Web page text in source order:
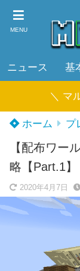
MENU
ニュース 基
＼ マ
ホーム プ
【配布ワー
略【Part.1】
2020年4月7日